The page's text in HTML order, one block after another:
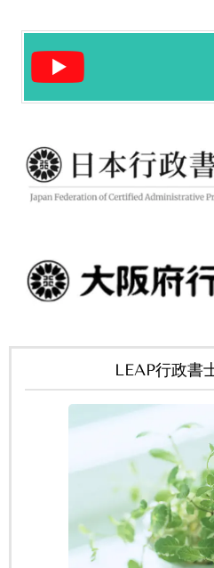
LEAP行政書